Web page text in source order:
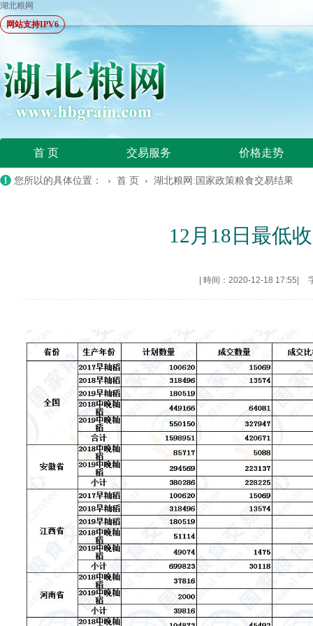
湖北粮网
网站支持IPV6
首 页 交易服务 价格走势
您所以的具体位置： › 首 页 › 湖北粮网:国家政策粮食交易结果
12月18日最低
時间：2020-12-18 17:55